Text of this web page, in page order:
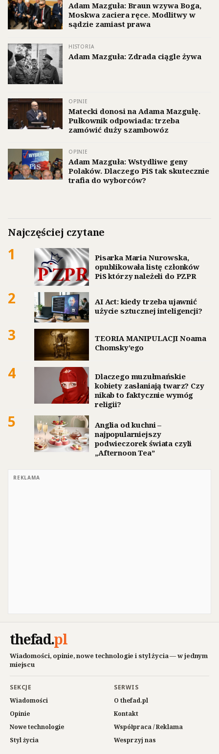
Adam Mazguła: Braun wzywa Boga,
Moskwa zaciera ręce. Modlitwy w
sądzie zamiast prawa
HISTORIA
Adam Mazguła: Zdrada ciągle żywa
OPINIE
Matecki donosi na Adama Mazgułę.
Pułkownik odpowiada: trzeba
zamówić duży szambowóz
OPINIE
Adam Mazguła: Wstydliwe geny
Polaków. Dlaczego PiS tak skutecznie
trafia do wyborców?
Najczęściej czytane
1
Pisarka Maria Nurowska,
opublikowała listę członków
PiS którzy należeli do PZPR
2
AI Act: kiedy trzeba ujawnić
użycie sztucznej inteligencji?
3
TEORIA MANIPULACJI Noama
Chomsky’ego
4
Dlaczego muzułmańskie
kobiety zasłaniają twarz? Czy
nikab to faktycznie wymóg
religii?
5
Anglia od kuchni –
najpopularniejszy
podwieczorek świata czyli
„Afternoon Tea”
REKLAMA
thefad.pl
Wiadomości, opinie, nowe technologie i styl życia — w jednym
miejscu
SEKCJE
Wiadomości
Opinie
Nowe technologie
Styl życia
SERWIS
O thefad.pl
Kontakt
Współpraca / Reklama
Wesprzyj nas